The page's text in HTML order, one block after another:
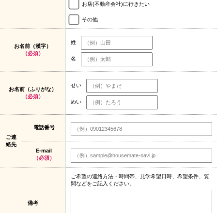
お店(不動産会社)に行きたい
その他
お名前（漢字）
（必須）
姓
名
お名前（ふりがな）
（必須）
せい
めい
ご連
絡先
電話番号
E-mail
（必須）
備考
ご希望の連絡方法・時間帯、見学希望日時、希望条件、質
問などをご記入ください。